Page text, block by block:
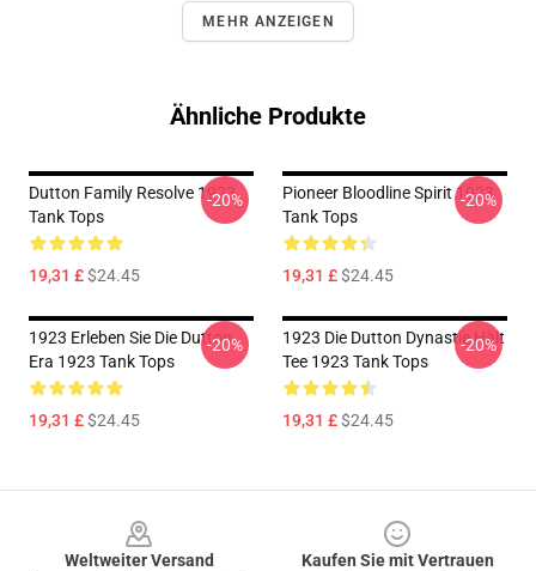
MEHR ANZEIGEN
Ähnliche Produkte
Dutton Family Resolve 1923
Tank Tops
19,31 £$24.45
-20%
Pioneer Bloodline Spirit 1923
Tank Tops
19,31 £$24.45
-20%
1923 Erleben Sie Die Dutton
Era 1923 Tank Tops
19,31 £$24.45
-20%
1923 Die Dutton Dynastie Hält
Tee 1923 Tank Tops
19,31 £$24.45
-20%
Weltweiter Versand
Kaufen Sie mit Vertrauen